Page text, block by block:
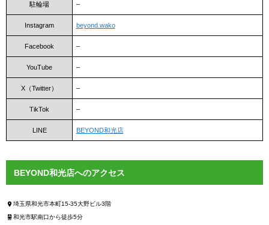
駐輪場 –
Instagram beyond.wako
Facebook –
YouTube –
X（Twitter） –
TikTok –
LINE BEYOND和光店
BEYOND和光店へのアクセス
埼玉県和光市本町15-35大野ビル3階
和光市駅南口から徒歩5分